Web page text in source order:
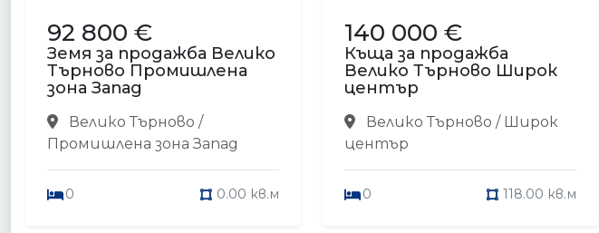
92 800 €
Земя за продажба Велико
Търново Промишлена
зона Запад
Велико Търново /
Промишлена зона Запад
0 0.00 кв.м
140 000 €
Къща за продажба
Велико Търново Широк
център
Велико Търново / Широк
център
0 118.00 кв.м